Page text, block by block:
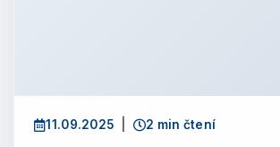
11.09.2025 2 min čtení